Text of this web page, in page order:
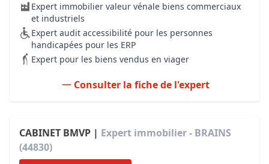
Expert immobilier valeur vénale biens commerciaux
et industriels
Expert audit accessibilité pour les personnes
handicapées pour les ERP
Expert pour les biens vendus en viager
Consulter la fiche de l'expert
CABINET BMVP | Expert immobilier - BRAINS
(44830)